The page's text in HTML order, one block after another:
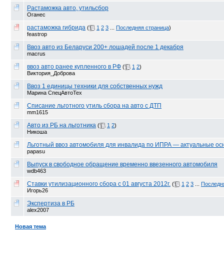
Растаможка авто, утильсбор
Оганес
растаможка гибрида ( 1 2 3 Последняя страница)
feastrop
Ввоз авто из Беларуси 200+ лошадей после 1 декабря
macrus
ввоз авто ранее купленного в РФ ( 1 2)
Виктория_Доброва
Ввоз 1 единицы техники для собственных нужд
Марина СпецАвтоТех
Списание льготного утиль сбора на авто с ДТП
mm1615
Авто из РБ на льготника ( 1 2)
Никоша
Льготный ввоз автомобиля для инвалида по ИПРА — актуальные
papasu
Выпуск в свободное обращение временно ввезенного автомобиля
wdb463
Ставки утилизационного сбора с 01 августа 2012г. ( 1 2 3
Игорь26
Экспертиза в РБ
alex2007
Новая тема